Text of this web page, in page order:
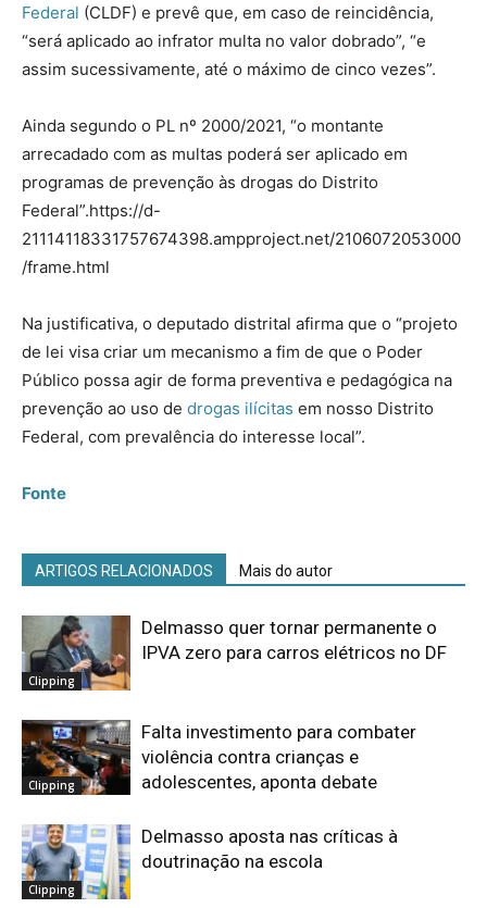
Federal (CLDF) e prevê que, em caso de reincidência,
“será aplicado ao infrator multa no valor dobrado”, “e
assim sucessivamente, até o máximo de cinco vezes”.
Ainda segundo o PL nº 2000/2021, “o montante
arrecadado com as multas poderá ser aplicado em
programas de prevenção às drogas do Distrito
Federal”.https://d-
21114118331757674398.ampproject.net/2106072053000
/frame.html
Na justificativa, o deputado distrital afirma que o “projeto
de lei visa criar um mecanismo a fim de que o Poder
Público possa agir de forma preventiva e pedagógica na
prevenção ao uso de drogas ilícitas em nosso Distrito
Federal, com prevalência do interesse local”.
Fonte
ARTIGOS RELACIONADOS Mais do autor
Clipping
Delmasso quer tornar permanente o
IPVA zero para carros elétricos no DF
Clipping
Falta investimento para combater
violência contra crianças e
adolescentes, aponta debate
Clipping
Delmasso aposta nas críticas à
doutrinação na escola